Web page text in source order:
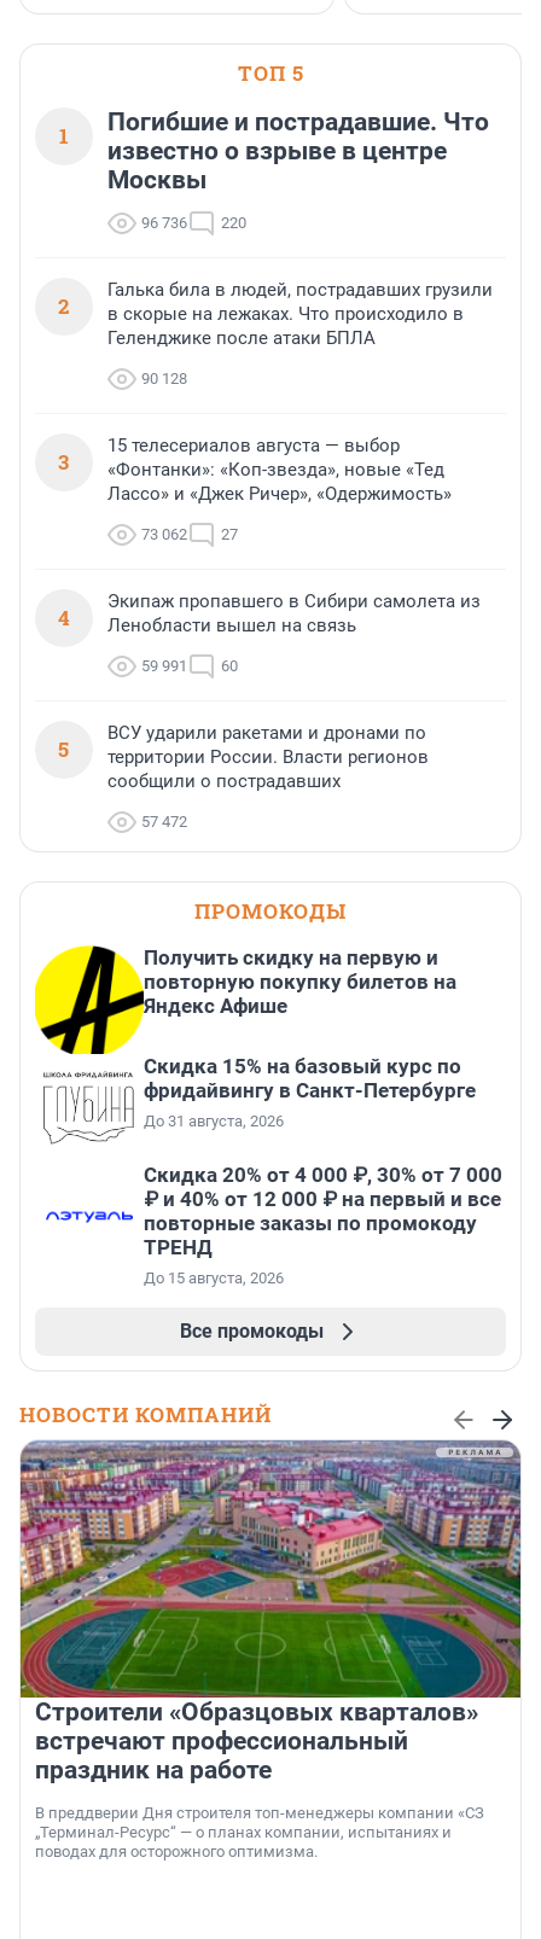
ТОП 5
1
Погибшие и пострадавшие. Что
известно о взрыве в центре
Москвы
96 736 220
2
Галька била в людей, пострадавших грузили
в скорые на лежаках. Что происходило в
Геленджике после атаки БПЛА
90 128
3
15 телесериалов августа — выбор
«Фонтанки»: «Коп-звезда», новые «Тед
Лассо» и «Джек Ричер», «Одержимость»
73 062 27
4
Экипаж пропавшего в Сибири самолета из
Ленобласти вышел на связь
59 991 60
5
ВСУ ударили ракетами и дронами по
территории России. Власти регионов
сообщили о пострадавших
57 472
ПРОМОКОДЫ
Получить скидку на первую и
повторную покупку билетов на
Яндекс Афише
Скидка 15% на базовый курс по
фридайвингу в Санкт-Петербурге
До 31 августа, 2026
Скидка 20% от 4 000 ₽, 30% от 7 000
₽ и 40% от 12 000 ₽ на первый и все
повторные заказы по промокоду
ТРЕНД
До 15 августа, 2026
Все промокоды
НОВОСТИ КОМПАНИЙ
Строители «Образцовых кварталов»
встречают профессиональный
праздник на работе
В преддверии Дня строителя топ-менеджеры компании «СЗ
„Терминал-Ресурс“ — о планах компании, испытаниях и
поводах для осторожного оптимизма.